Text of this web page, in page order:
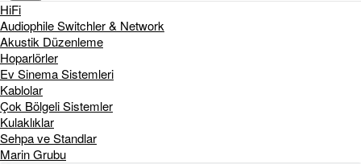
HiFi
Audiophile Switchler & Network
Akustik Düzenleme
Hoparlörler
Ev Sinema Sistemleri
Kablolar
Çok Bölgeli Sistemler
Kulaklıklar
Sehpa ve Standlar
Marin Grubu